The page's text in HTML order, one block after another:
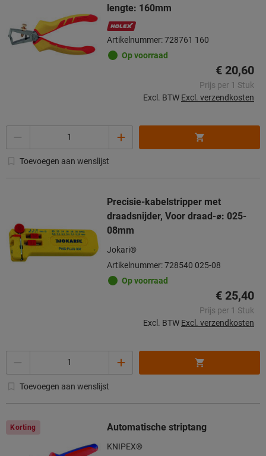
lengte: 160mm
Artikelnummer: 728761 160
Op voorraad
€ 20,60
Prijs per 1 Stuk
Excl. BTW Excl. verzendkosten
Toevoegen aan wenslijst
Precisie-kabelstripper met
draadsnijder, Voor draad-⌀: 025-
08mm
Jokari®
Artikelnummer: 728540 025-08
Op voorraad
€ 25,40
Prijs per 1 Stuk
Excl. BTW Excl. verzendkosten
Toevoegen aan wenslijst
Korting Automatische striptang
KNIPEX®